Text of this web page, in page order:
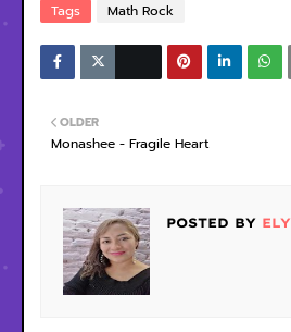
Tags Math Rock
OLDER
Monashee - Fragile Heart
POSTED BY ELY